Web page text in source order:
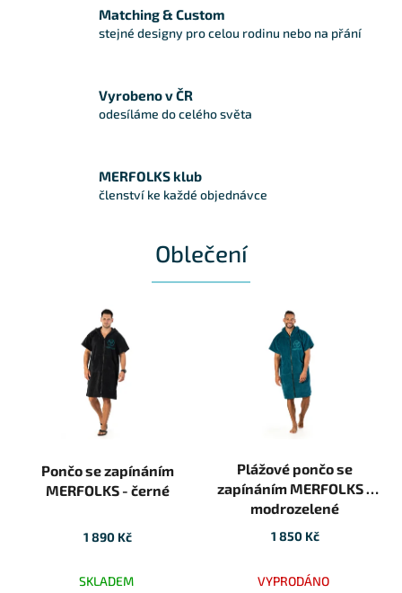
Matching & Custom
stejné designy pro celou rodinu nebo na přání
Vyrobeno v ČR
odesíláme do celého světa
MERFOLKS klub
členství ke každé objednávce
Oblečení
Pončo se zapínáním
MERFOLKS - černé
1 890 Kč
SKLADEM
Plážové pončo se
zapínáním MERFOLKS -
modrozelené
1 850 Kč
VYPRODÁNO